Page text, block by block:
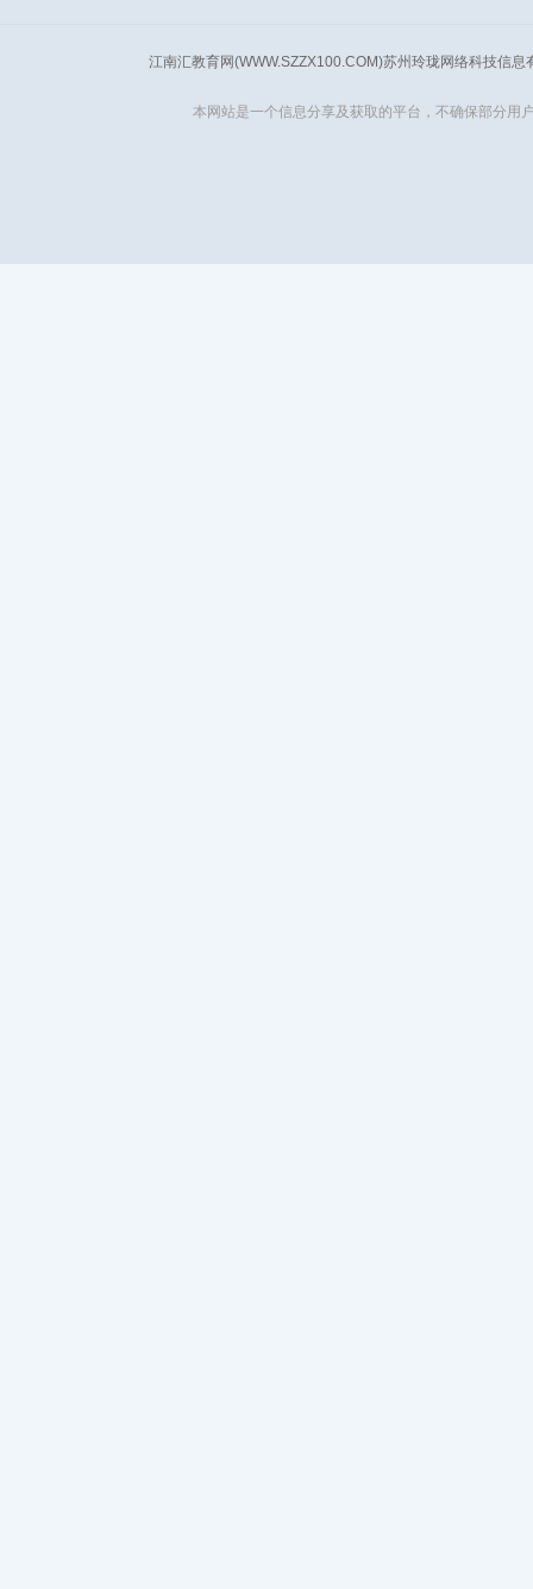
江南汇教育网(WWW.SZZX100.COM)苏州玲珑网络科技信
本网站是一个信息分享及获取的平台，不确保部分用